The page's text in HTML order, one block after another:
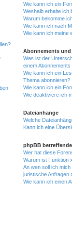
Wie kann ich ein
Weshalb erhalte ich
Warum bekomme
Wie kann ich nach
Wie kann ich meine
Abonnements und
Was ist der
einem
Wie kann ich ein
Thema abonnieren?
Wie kann ich ein
Wie deaktiviere ich
Dateianhänge
Welche
Kann ich eine
phpBB
Wer hat diese
Warum ist Funktion
An wen soll ich
juristische Anfragen
Wie kann ich einen